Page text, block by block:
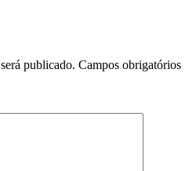
publicado. Campos obrigatórios